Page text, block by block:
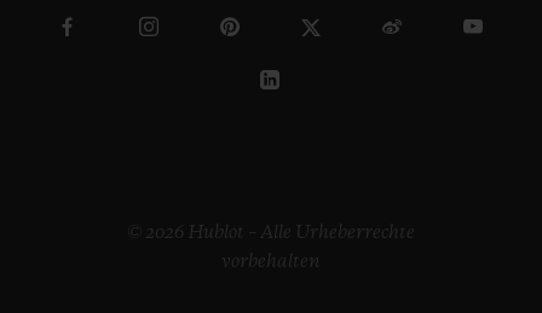
© 2026 Hublot – Alle Urheberrechte
vorbehalten